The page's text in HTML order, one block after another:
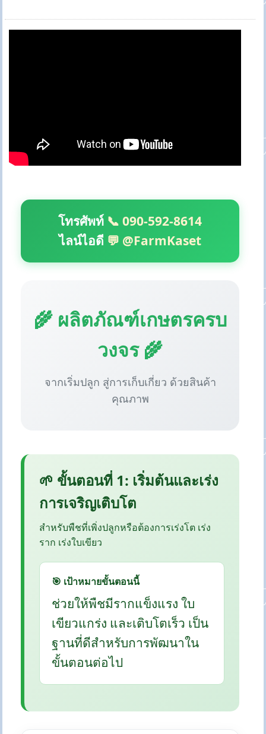
โทรศัพท์ 📞 090-592-8614
ไลน์ไอดี 💬 @FarmKaset
🌾 ผลิตภัณฑ์เกษตรครบ
วงจร 🌾
จากเริ่มปลูก สู่การเก็บเกี่ยว ด้วยสินค้า
คุณภาพ
🌱 ขั้นตอนที่ 1: เริ่มต้นและเร่ง
การเจริญเติบโต
สำหรับพืชที่เพิ่งปลูกหรือต้องการเร่งโต เร่ง
ราก เร่งใบเขียว
🎯 เป้าหมายขั้นตอนนี้
ช่วยให้พืชมีรากแข็งแรง ใบ
เขียวแกร่ง และเติบโตเร็ว เป็น
ฐานที่ดีสำหรับการพัฒนาใน
ขั้นตอนต่อไป